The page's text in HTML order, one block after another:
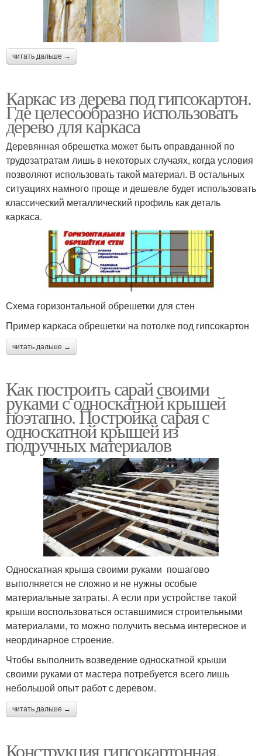
читать дальше →
Каркас из дерева под гипсокартон.
Где целесообразно использовать
дерево для каркаса
Деревянная обрешетка может быть оправданной по
трудозатратам лишь в некоторых случаях, когда условия
позволяют использовать такой материал. В остальных
ситуациях намного проще и дешевле будет использовать
классический металлический профиль как деталь
каркаса.
Схема горизонтальной обрешетки для стен
Пример каркаса обрешетки на потолке под гипсокартон
читать дальше →
Как построить сарай своими
руками с односкатной крышей
поэтапно. Постройка сарая с
односкатной крышей из
подручных материалов
Односкатная крыша своими руками пошагово
выполняется не сложно и не нужны особые
материальные затраты. А если при устройстве такой
крыши воспользоваться оставшимися строительными
материалами, то можно получить весьма интересное и
неординарное строение.
Чтобы выполнить возведение односкатной крыши
своими руками от мастера потребуется всего лишь
небольшой опыт работ с деревом.
читать дальше →
Конструкция гипсокартонная.